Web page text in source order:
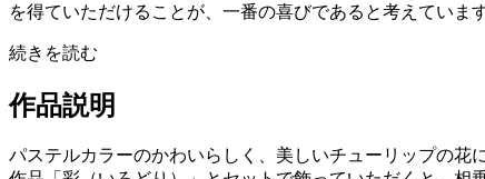
を得ていただけることが、一番の喜びであると考えています
続きを読む
作品説明
パステルカラーのかわいらしく、美しいチューリップの花